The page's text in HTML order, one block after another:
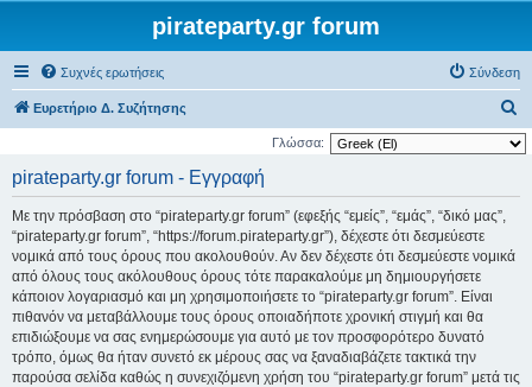
pirateparty.gr forum
Συχνές ερωτήσεις Σύνδεση
Ευρετήριο Δ. Συζήτησης
ν
Γλώσσα:
pirateparty.gr forum - Εγγραφή
Με την πρόσβαση στο “pirateparty.gr forum” (εφεξής “εμείς”, “εμάς”, “δικό μας”,
“pirateparty.gr forum”, “https://forum.pirateparty.gr”), δέχεστε ότι δεσμεύεστε
νομικά από τους όρους που ακολουθούν. Αν δεν δέχεστε ότι δεσμεύεστε νομικά
από όλους τους ακόλουθους όρους τότε παρακαλούμε μη δημιουργήσετε
κάποιον λογαριασμό και μη χρησιμοποιήσετε το “pirateparty.gr forum”. Είναι
πιθανόν να μεταβάλλουμε τους όρους οποιαδήποτε χρονική στιγμή και θα
επιδιώξουμε να σας ενημερώσουμε για αυτό με τον προσφορότερο δυνατό
τρόπο, όμως θα ήταν συνετό εκ μέρους σας να ξαναδιαβάζετε τακτικά την
παρούσα σελίδα καθώς η συνεχιζόμενη χρήση του “pirateparty.gr forum” μετά τις